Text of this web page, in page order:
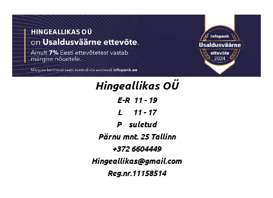
Hingeallikas OÜ
E-R 11 - 19
L 11 - 17
P suletud
Pärnu mnt. 25 Tallinn
+372 6604449
Hingeallikas@gmail.com
Reg.nr.11158514